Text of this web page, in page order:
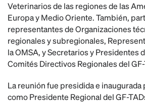
Veterinarios de las regiones de las
Europa y Medio Oriente. También,
representantes de Organizaciones
regionales y subregionales,
la OMSA, y Secretarios y Presidentes
Comités Directivos Regionales del
La reunión fue presidida e inaugurada
como Presidente Regional del GF-